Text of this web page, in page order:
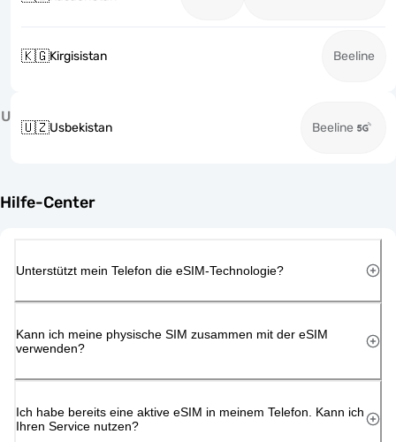
🇰🇬Kirgisistan Beeline
U
🇺🇿Usbekistan Beeline
Hilfe-Center
Unterstützt mein Telefon die eSIM-Technologie?
Kann ich meine physische SIM zusammen mit der eSIM
verwenden?
Ich habe bereits eine aktive eSIM in meinem Telefon. Kann ich
Ihren Service nutzen?